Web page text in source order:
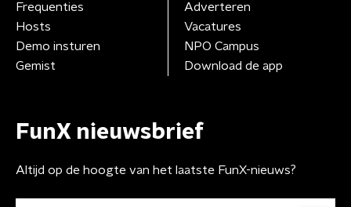
Frequenties
Hosts
Demo insturen
Gemist
Adverteren
Vacatures
NPO Campus
Download de app
FunX nieuwsbrief
Altijd op de hoogte van het laatste FunX-nieuws?